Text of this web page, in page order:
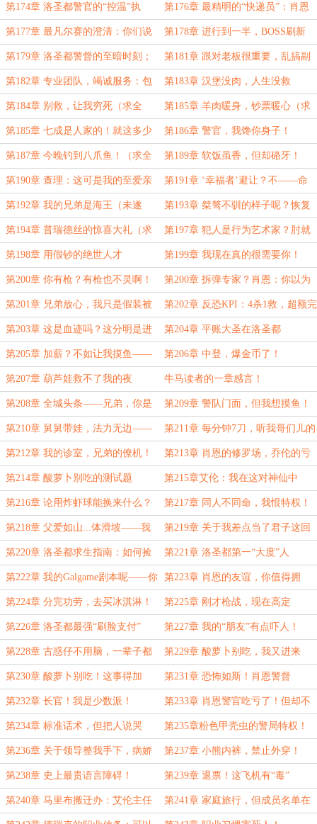
一秒就在计划抓捕绑匪！ 个“系统S级任务”这件事
第174章 洛圣都警官的“控温”执
法：两拳之内，送您梦回摇篮
第176章 最精明的“快递员”：肖恩
警督精准投递逃犯，成功偿还人情
债。
第177章 最凡尔赛的澄清：你们说
的没错，我真有背景！
第178章 进行到一半，BOSS刷新
了！
第179章 洛圣都警督的至暗时刻；
白天坑人晚上挨揍，脸肿才能看星
星；
第181章 跟对老板很重要，乱搞副
业下场很不好！
第182章 专业团队，竭诚服务：包
挖坑，包埋葬，还附赠一朵倒插花！
第183章 汉堡没肉，人生没救
第184章 别救，让我穷死（求全
订）
第185章 羊肉暖身，钞票暖心（求
全订！）
第185章 七成是人家的！就这多少
人想跪还没这门路呢！
第186章 警官，我馋你身子！
第187章 今晚钓到八爪鱼！（求全
订！）
第189章 软饭虽香，但却硌牙！
第190章 查理：这可是我的至爱亲
朋啊！肖恩你不要挖我的墙角啊！
第191章 ‘幸福者’避让？不——命
苦者挨骂
第192章 我的兄弟是海王（未遂
版）
第193章 桀骜不驯的样子呢？恢复
一下。（求全订）
第194章 普瑞德丝的惊喜大礼（求
全订）
第197章 犯人是行为艺术家？肘就
完了！（求全订！）
第198章 用假钞的绝世人才 第199章 我现在真的很需要你！
第200章 你有枪？有枪也不灵啊！ 第200章 拆弹专家？肖恩：你以为
我是猫啊，有九条命？
第201章 兄弟放心，我只是假装被
她迷住了，我有自己的节奏！
第202章 反恐KPI：4杀1救，超额完
成
第203章 这是血迹吗？这分明是进
部的阶梯！
第204章 平账大圣在洛圣都
第205章 加薪？不如让我摸鱼——
弹性工作，硬性睡觉！
第206章 中登，爆金币了！
第207章 葫芦娃救不了我的夜 牛马读者的一章感言！
第208章 全城头条——兄弟，你是
不是傍富婆了？
第209章 警队门面，但我想摸鱼！
第210章 舅舅带娃，法力无边——
西格玛男人从来不会掉落女人的陷
阱！
第211章 每分钟7刀，听我哥们儿的
八卦——收费吃瓜，太爽了！
第212章 我的诊室，兄弟的僚机！ 第213章 肖恩的修罗场，乔伦的亏
本买卖
第214章 酸萝卜别吃的测试题 第215章艾伦：我在这对神仙中
间，单纯的像张白纸！
第216章 论用炸虾球能换来什么？ 第217章 同人不同命，我恨特权！
第218章 父爱如山...体滑坡——我
当过龙！
第219章 关于我差点当了君子这回
事
第220章 洛圣都求生指南：如何捡
到一个傻白甜！
第221章 洛圣都第一“大度”人
第222章 我的Galgame剧本呢——你
的反应不对啊？
第223章 肖恩的友谊，你值得拥
有！
第224章 分完功劳，去买冰淇淋！ 第225章 刚才枪战，现在高定
第226章 洛圣都最强“刷脸支付” 第227章 我的“朋友”有点吓人！
第228章 古惑仔不用脑，一辈子都
是飞机！
第229章 酸萝卜别吃，我又进来
了！
第230章 酸萝卜别吃！这事得加
钱。
第231章 恐怖如斯！肖恩警督
第232章 长官！我是少数派！ 第233章 肖恩警官吃亏了！但却不
能发怒！
第234章 标准话术，但把人说哭
了！
第235章粉色甲壳虫的警局特权！
第236章 关于领导整我手下，病娇
女友的财务审计这两件事。
第237章 小熊内裤，禁止外穿！
第238章 史上最贵语言障碍！ 第239章 退票！这飞机有“毒”
第240章 马里布搬迁办：艾伦主任 第241章 家庭旅行，但成员名单在